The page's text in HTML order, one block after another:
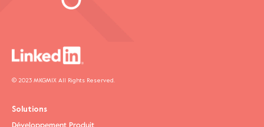
© 2023 MKGMIX All Rights Reserved.
Solutions
Développement Produit